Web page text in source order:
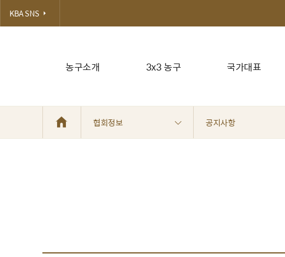
농구소개 3x3 농구 국가대표
KBA SNS
협회정보 공지사항